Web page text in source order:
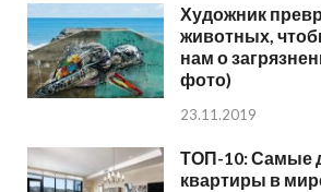
Художник
животных,
нам о
фото)
23.11.2019
ТОП-10: Самые
квартиры в